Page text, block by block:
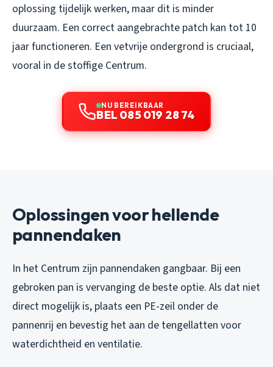
oplossing tijdelijk werken, maar dit is minder
duurzaam. Een correct aangebrachte patch kan tot 10
jaar functioneren. Een vetvrije ondergrond is cruciaal,
vooral in de stoffige Centrum.
NU BEREIKBAAR
BEL 085 019 28 74
Oplossingen voor hellende
pannendaken
In het Centrum zijn pannendaken gangbaar. Bij een
gebroken pan is vervanging de beste optie. Als dat niet
direct mogelijk is, plaats een PE-zeil onder de
pannenrij en bevestig het aan de tengellatten voor
waterdichtheid en ventilatie.